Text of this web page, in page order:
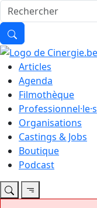
Articles
Agenda
Filmothèque
Professionnel·le·s
Organisations
Castings & Jobs
Boutique
Podcast